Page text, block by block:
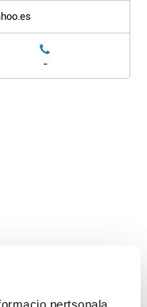
pertsonala,
-